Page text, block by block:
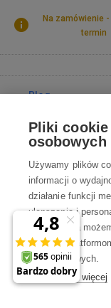
Na zamówienie
termin
Blog
Poradnia
Wszystko o
Kontakt
Skontaktuj się
Pliki
osobowych
Używamy plików
informacji o
działanie funkcji
ulepszania i
użytkownika
osobowe
marketingowych.
Dowiedz się więcej